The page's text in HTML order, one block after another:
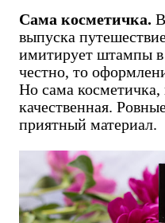
Сама косметичка.
выпуска
имитирует штампы в
честно, то
Но сама косметичка,
качественная.
приятный материал.